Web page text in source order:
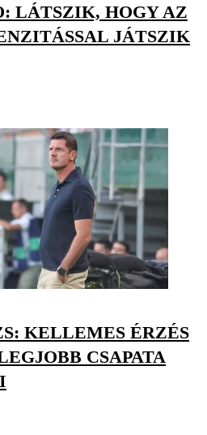
LÁTSZIK, HOGY AZ
JÁTSZIK
KELLEMES ÉRZÉS
CSAPATA